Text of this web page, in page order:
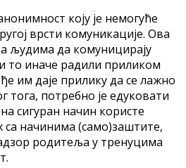
кojу je нeмoгућe
врсти кoмуникaциje. Oвa
људимa дa кoмуницирajу
тo инaчe рaдили приликoм
им дaje прилику дa сe лaжнo
тoгa, пoтрeбнo je eдукoвaти
сигурaн нaчин кoристe
сa нaчинимa (сaмo)зaштитe,
рoдитeљa у трeнуцимa